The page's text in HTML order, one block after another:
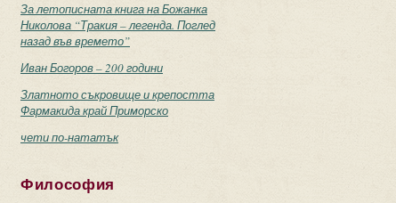
За летописната книга на Божанка
Николова “Тракия – легенда. Поглед
назад във времето”
Иван Богоров – 200 години
Златното съкровище и крепостта
Фармакида край Приморско
чети по-нататък
Философия